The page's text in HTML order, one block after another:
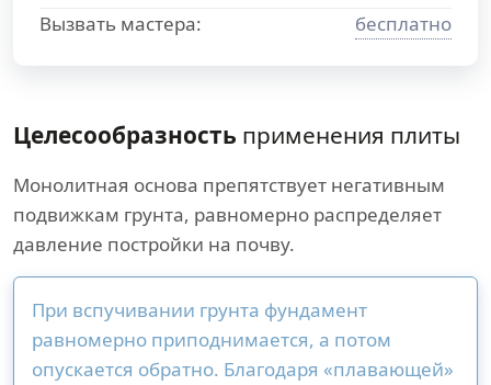
Вызвать мастера:
бесплатно
Целесообразность применения плиты
Монолитная основа препятствует негативным
подвижкам грунта, равномерно распределяет
давление постройки на почву.
При вспучивании грунта фундамент
равномерно приподнимается, а потом
опускается обратно. Благодаря «плавающей»